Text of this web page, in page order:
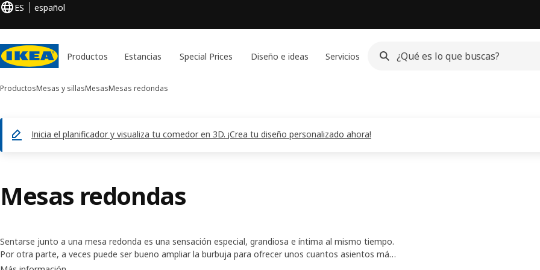
ES español
Productos Estancias Special Prices Diseño e ideas Servicios
ProductosMesas y sillasMesasMesas redondas
Inicia el planificador y visualiza tu comedor en 3D. ¡Crea tu diseño personalizado ahora!
Mesas redondas
Sentarse junto a una mesa redonda es una sensación especial, grandiosa e íntima al mismo tiempo.
Por otra parte, a veces puede ser bueno ampliar la burbuja para ofrecer unos cuantos asientos más.
Aquí encontrarás tanto mesas circulares como extensibles, listas para alegrar los días y las noches